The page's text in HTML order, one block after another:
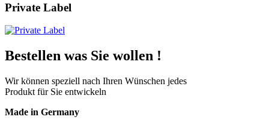
Private Label
Bestellen was Sie wollen !
Wir können speziell nach Ihren Wünschen jedes
Produkt für Sie entwickeln
Made in Germany